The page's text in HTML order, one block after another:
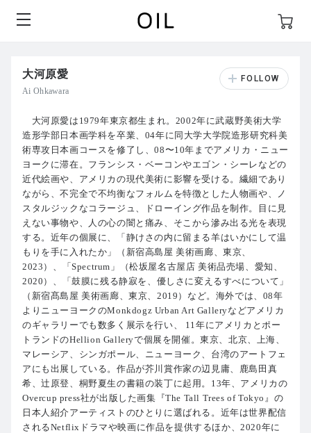
大河原愛
Ai Ohkawara
大河原愛は1979年東京都生まれ。2002年に武蔵野美術大学
造形学部日本画学科を卒業、04年に同大学大学院造形研究科美
術専攻日本画コースを修了し、08〜10年までアメリカ・ニュー
ヨークに滞在。フランシス・ベーコンやエゴン・シーレなどの
近代絵画や、アメリカの現代美術に影響を受ける。繊細であり
ながら、不完全で不均衡なフォルムを特徴とした人物画や、ノ
スタルジックなコラージュ、ドローイング作品を制作。目に見
えない事物や、人の心の闇と痛み、そこから滲み出る光を表現
する。近年の個展に、「静けさの内に留まる羊はいかにして温
もりを手に入れたか」（新宿高島屋 美術画廊、東京、
2023）、「Spectrum」（松坂屋名古屋店 美術品売場、愛知、
2020）、「鼓膜に残る静寂を、優しさに変えるすべについて」
（新宿髙島屋 美術画廊、東京、2019）など。海外では、08年
よりニューヨークのMonkdogz Urban Art Galleryなどアメリカ
のギャラリーでも数多く展示を行い、 11年にアメリカとポー
トランドのHellion Galleryで個展を開催。東京、北京、上海、
マレーシア、シンガポール、ニューヨーク、台湾のアートフェ
アにも出展している。作品が芥川賞作家の辺見庸、鹿島田真
希、辻原登、桐野夏生の書籍の装丁に起用。13年、アメリカの
Overcup press社が出版した画集『The Tall Trees of Tokyo』の
日本人紹介アーティストのひとりに選ばれる。近年は世界配信
されるNetflixドラマや映画に作品を提供するほか、2020年に